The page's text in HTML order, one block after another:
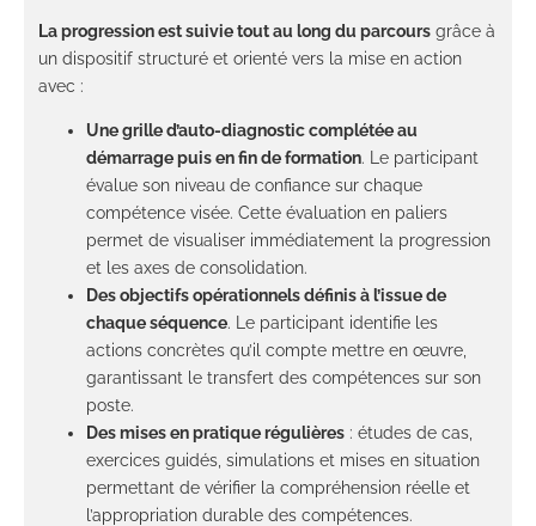
La progression est suivie tout au long du parcours grâce à
un dispositif structuré et orienté vers la mise en action
avec :
Une grille d’auto-diagnostic complétée au
démarrage puis en fin de formation. Le participant
évalue son niveau de confiance sur chaque
compétence visée. Cette évaluation en paliers
permet de visualiser immédiatement la progression
et les axes de consolidation.
Des objectifs opérationnels définis à l’issue de
chaque séquence. Le participant identifie les
actions concrètes qu’il compte mettre en œuvre,
garantissant le transfert des compétences sur son
poste.
Des mises en pratique régulières : études de cas,
exercices guidés, simulations et mises en situation
permettant de vérifier la compréhension réelle et
l’appropriation durable des compétences.